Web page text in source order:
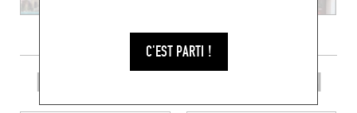
C'EST PARTI !
PRENDRE UN VERRE DANS LE COIN